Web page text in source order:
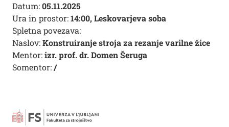
Datum:05.11.2025
Ura in prostor:14:00, Leskovarjeva soba
Spletna povezava:
Naslov:Konstruiranje stroja za rezanje varilne žice
Mentor:izr. prof. dr. Domen Šeruga
Somentor:/